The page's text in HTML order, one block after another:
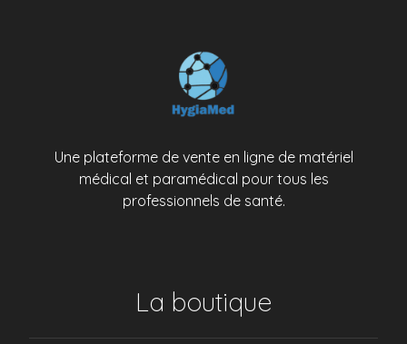
Une plateforme de vente en ligne de matériel
médical et paramédical pour tous les
professionnels de santé.
La boutique